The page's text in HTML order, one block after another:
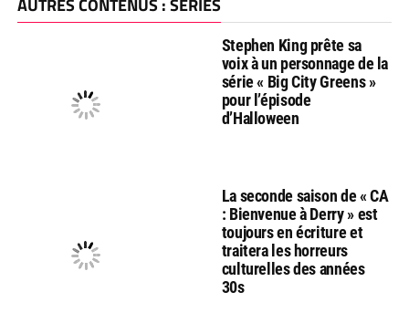
Stephen King prête sa
voix à un personnage de la
série « Big City Greens »
pour l’épisode
d’Halloween
La seconde saison de « CA
: Bienvenue à Derry » est
toujours en écriture et
traitera les horreurs
culturelles des années
30s